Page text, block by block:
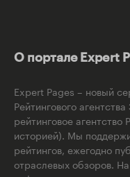
О портале Expert
Expert Pages – новый
Рейтингового
рейтинговое
историей). Мы
рейтингов, ежегодно
отраслевых обзоров.